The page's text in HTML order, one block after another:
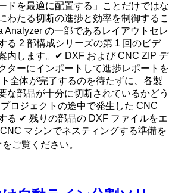
ドを最適に配置する」ことだけではな
わたる切断の進捗と効率を制御するこ
Analyzer の一部であるレイアウトセレ
る 2 部構成シリーズの第 1 回のビデ
内します。✔ DXF および CNC ZIP デ
ターにインポートして進捗レポートを
全体が完了するのを待たずに、各製
な部品が十分に切断されているかどう
ロジェクトの途中で発生した CNC
る ✔ 残りの部品の DXF ファイルをエ
マシンでネスティングする準備を
ご覧ください。